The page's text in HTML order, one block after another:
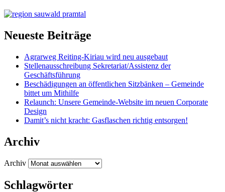
Neueste Beiträge
Agrarweg Reiting-Kiriau wird neu ausgebaut
Stellenausschreibung Sekretariat/Assistenz der
Geschäftsführung
Beschädigungen an öffentlichen Sitzbänken – Gemeinde
bittet um Mithilfe
Relaunch: Unsere Gemeinde-Website im neuen Corporate
Design
Damit’s nicht kracht: Gasflaschen richtig entsorgen!
Archiv
Archiv
Schlagwörter